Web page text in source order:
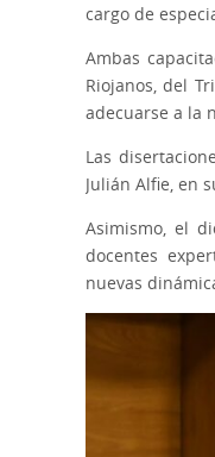
cargo de
Ambas
Riojanos, del
adecuarse a la
Las
Julián Alfie, en
Asimismo, el
docentes
nuevas